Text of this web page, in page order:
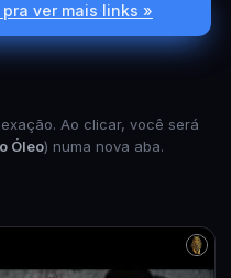
ver mais links »
Ao clicar, você será
Óleo) numa nova aba.